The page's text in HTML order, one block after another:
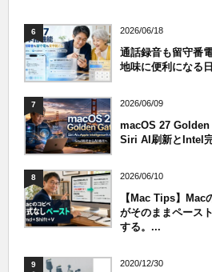
6 2026/06/18
通話録音も留守番
地味に便利になる
7 2026/06/09
macOS 27 Golden
Siri AI刷新とIntel
8 2026/06/10
【Mac Tips】Mac
がそのままペース
する。...
9 2020/12/30